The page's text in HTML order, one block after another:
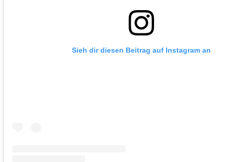
Sieh dir diesen Beitrag auf Instagram an